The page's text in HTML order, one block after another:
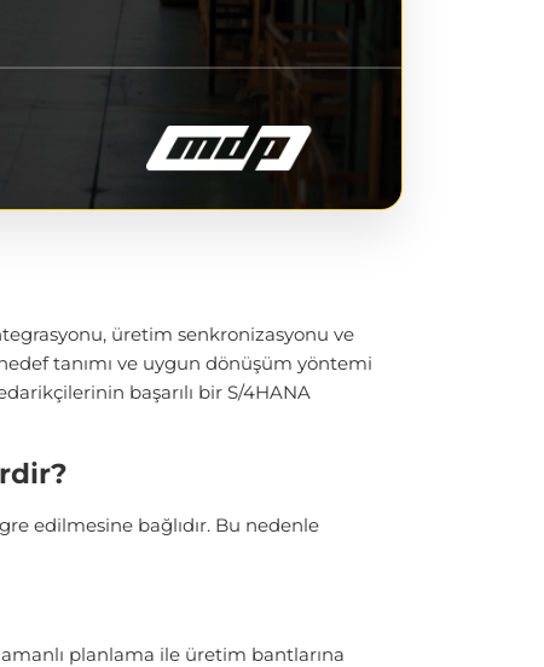
üretim senkronizasyonu ve
tanımı ve uygun dönüşüm yöntemi
başarılı bir S/4HANA
edilmesine bağlıdır. Bu nedenle
planlama ile üretim bantlarına